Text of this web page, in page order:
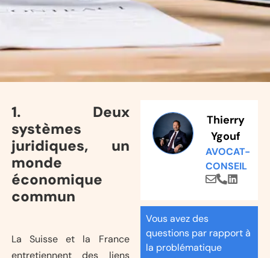
1. Deux
systèmes
juridiques, un
monde
économique
commun
La Suisse et la France
entretiennent des liens
Thierry
Ygouf
AVOCAT-
CONSEIL
Vous avez des
questions par rapport à
la problématique